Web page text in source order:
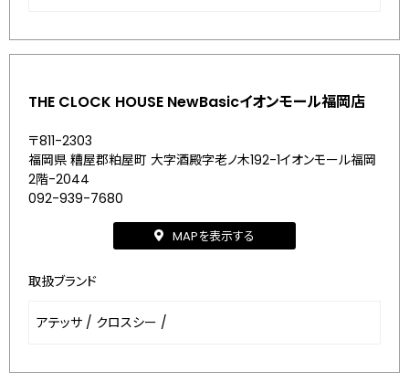
THE CLOCK HOUSE NewBasicイオンモール福岡店
〒811-2303
福岡県 糟屋郡粕屋町 大字酒殿字老ノ木192-1イオンモール福岡
2階-2044
092-939-7680
MAPを表示する
取扱ブランド
アテッサ / クロスシー /